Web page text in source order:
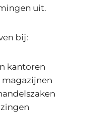
uit.
bij:
kantoren
magazijnen